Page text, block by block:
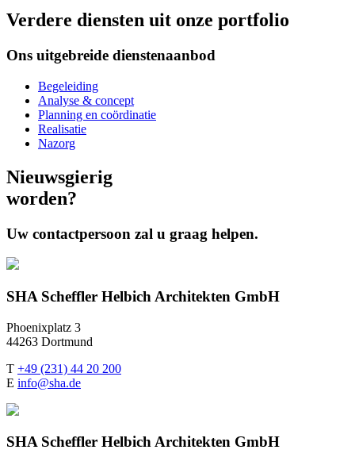
Verdere diensten uit onze portfolio
Ons uitgebreide dienstenaanbod
Begeleiding
Analyse & concept
Planning en coördinatie
Realisatie
Nazorg
Nieuwsgierig
worden?
Uw contactpersoon zal u graag helpen.
SHA Scheffler Helbich Architekten GmbH
Phoenixplatz 3
44263 Dortmund
T +49 (231) 44 20 200
E info@sha.de
SHA Scheffler Helbich Architekten GmbH